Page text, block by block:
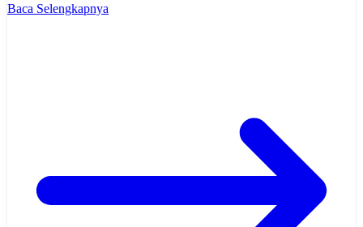
Baca Selengkapnya